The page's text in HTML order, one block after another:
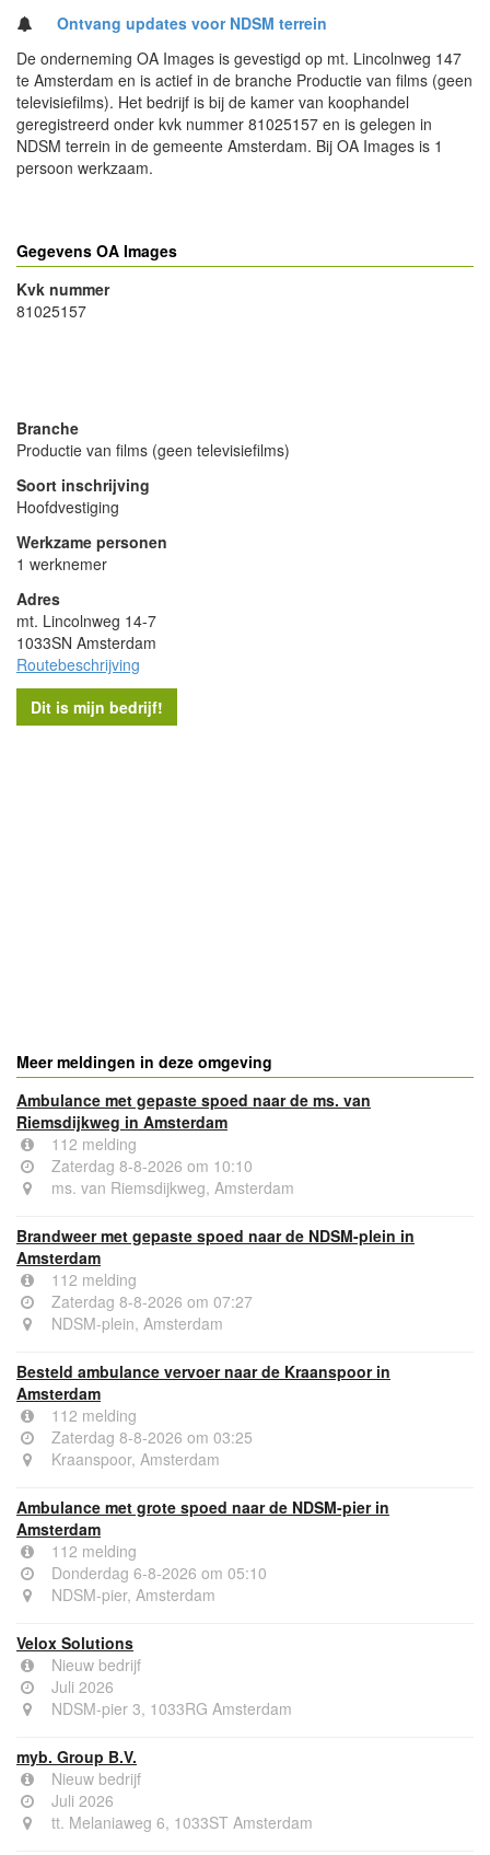
Ontvang updates voor NDSM terrein
De onderneming OA Images is gevestigd op mt. Lincolnweg 147
te Amsterdam en is actief in de branche Productie van films (geen
televisiefilms). Het bedrijf is bij de kamer van koophandel
geregistreerd onder kvk nummer 81025157 en is gelegen in
NDSM terrein in de gemeente Amsterdam. Bij OA Images is 1
persoon werkzaam.
Gegevens OA Images
Kvk nummer
81025157
Branche
Productie van films (geen televisiefilms)
Soort inschrijving
Hoofdvestiging
Werkzame personen
1 werknemer
Adres
mt. Lincolnweg 14-7
1033SN Amsterdam
Routebeschrijving
Meer meldingen in deze omgeving
Ambulance met gepaste spoed naar de ms. van
Riemsdijkweg in Amsterdam
112 melding
Zaterdag 8-8-2026 om 10:10
ms. van Riemsdijkweg, Amsterdam
Brandweer met gepaste spoed naar de NDSM-plein in
Amsterdam
112 melding
Zaterdag 8-8-2026 om 07:27
NDSM-plein, Amsterdam
Besteld ambulance vervoer naar de Kraanspoor in
Amsterdam
112 melding
Zaterdag 8-8-2026 om 03:25
Kraanspoor, Amsterdam
Ambulance met grote spoed naar de NDSM-pier in
Amsterdam
112 melding
Donderdag 6-8-2026 om 05:10
NDSM-pier, Amsterdam
Velox Solutions
Nieuw bedrijf
Juli 2026
NDSM-pier 3, 1033RG Amsterdam
myb. Group B.V.
Nieuw bedrijf
Juli 2026
tt. Melaniaweg 6, 1033ST Amsterdam